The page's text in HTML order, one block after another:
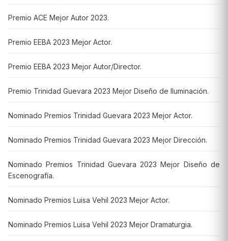
Premio ACE Mejor Autor 2023.
Premio EEBA 2023 Mejor Actor.
Premio EEBA 2023 Mejor Autor/Director.
Premio Trinidad Guevara 2023 Mejor Diseño de Iluminación.
Nominado Premios Trinidad Guevara 2023 Mejor Actor.
Nominado Premios Trinidad Guevara 2023 Mejor Dirección.
Nominado Premios Trinidad Guevara 2023 Mejor Diseño de
Escenografía.
Nominado Premios Luisa Vehil 2023 Mejor Actor.
Nominado Premios Luisa Vehil 2023 Mejor Dramaturgia.